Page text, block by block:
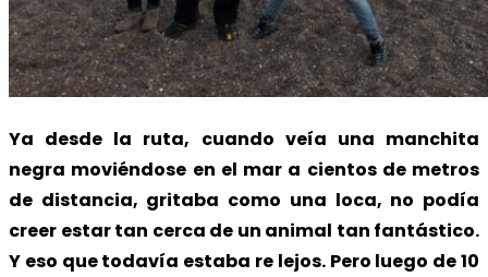
Ya desde la ruta, cuando veía una manchita
negra moviéndose en el mar a cientos de metros
de distancia, gritaba como una loca, no podía
creer estar tan cerca de un animal tan fantástico.
Y eso que todavía estaba re lejos. Pero luego de 10